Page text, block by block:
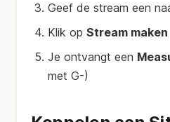
Geef de stream een
Klik op Stream maken
Je ontvangt een
met G-)